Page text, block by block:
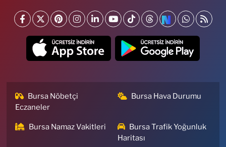
Bursa Nöbetçi
Eczaneler
Bursa Hava Durumu
Bursa Namaz Vakitleri
Bursa Trafik Yoğunluk
Haritası